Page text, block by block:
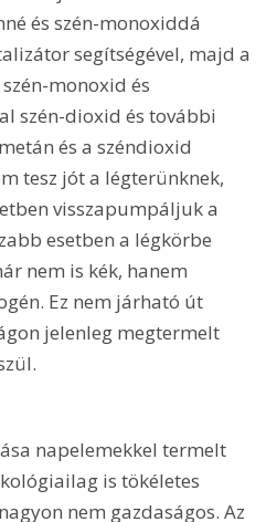
és szén-monoxiddá
segítségével, majd a
monoxid és
szén-dioxid és további
és a széndioxid
tesz jót a légterünknek,
visszapumpáljuk a
esetben a légkörbe
nem is kék, hanem
Ez nem járható út
jelenleg megtermelt
napelemekkel termelt
is tökéletes
nem gazdaságos. Az